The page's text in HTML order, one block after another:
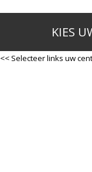
KIES
<< Selecteer links uw